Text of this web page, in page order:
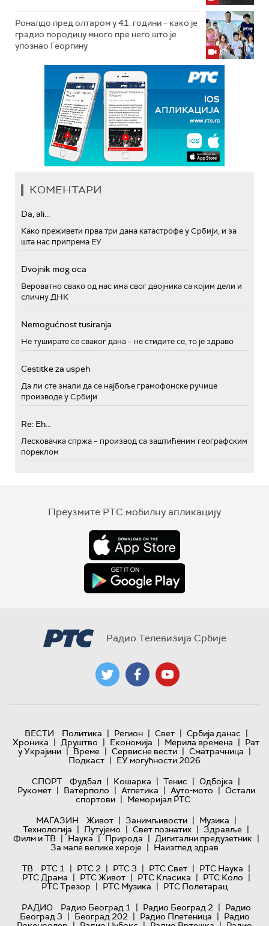
Роналдо пред олтаром у 41. години – како је
градио породицу много пре него што је
упознао Георгину
КОМЕНТАРИ
Da, ali...
Како преживети прва три дана катастрофе у Србији, и за
шта нас припрема ЕУ
Dvojnik mog oca
Вероватно свако од нас има свог двојника са којим дели и
сличну ДНК
Nemogućnost tusiranja
Не туширате се сваког дана – не стидите се, то је здраво
Cestitke za uspeh
Да ли сте знали да се најбоље грамофонске ручице
производе у Србији
Re: Eh...
Лесковачка спржа – производ са заштићеним географским
пореклом
Преузмите РТС мобилну апликацију
Радио Телевизија Србије
ВЕСТИ Политика | Регион | Свет | Србија данас |
Хроника | Друштво | Економија | Мерила времена | Рат
у Украјини | Време | Сервисне вести | Сматрачница |
Подкаст | ЕУ могућности 2026
СПОРТ
Фудбал | Кошарка | Тенис | Одбојка |
Рукомет | Ватерполо | Атлетика | Ауто-мото | Остали
спортови | Меморијал РТС
МАГАЗИН
Живот | Занимљивости | Музика |
Технологијa | Путујемо | Свет познатих | Здравље |
Филм и ТВ | Наука | Природа | Дигитални предузетник |
За мале велике хероје | Наизглед здрав
ТВ
РТС 1 | РТС 2 | РТС 3 | РТС Свет | РТС Наука |
РТС Драма | РТС Живот | РТС Класика | РТС Коло |
РТС Трезор | РТС Музика | РТС Полетарац
РАДИО
Радио Београд 1 | Радио Београд 2 | Радио
Београд 3 | Београд 202 | Радио Плетеница | Радио